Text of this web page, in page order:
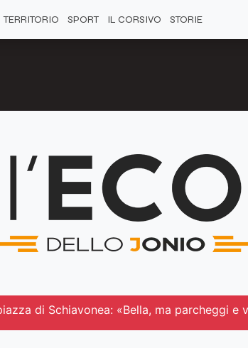
TERRITORIO SPORT IL CORSIVO STORIE
di Schiavonea: «Bella, ma parcheggi e